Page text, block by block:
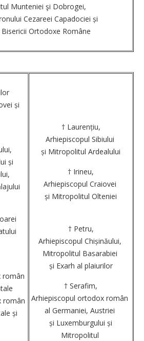
Munteniei şi Dobrogei,
Cezareei Capadociei și
Ortodoxe Române
și
și
român
român
și
† Laurențiu,
Arhiepiscopul Sibiului
și Mitropolitul Ardealului
† Irineu,
Arhiepiscopul Craiovei
și Mitropolitul Olteniei
† Petru,
Arhiepiscopul Chișinăului,
Mitropolitul Basarabiei
și Exarh al plaiurilor
† Serafim,
Arhiepiscopul ortodox român
al Germaniei, Austriei
și Luxemburgului și
Mitropolitul